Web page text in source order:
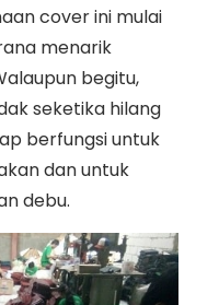
cover ini mulai
menarik
begitu,
seketika hilang
berfungsi untuk
dan untuk
debu.